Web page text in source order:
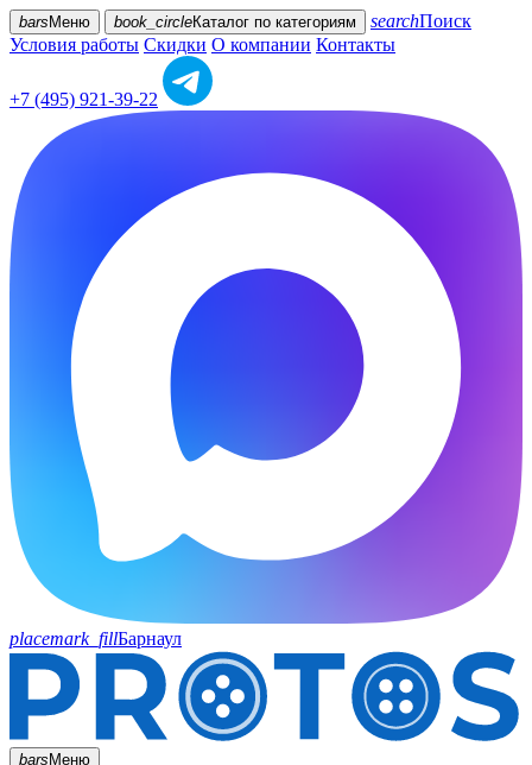
bars Меню book_circleКаталог по категориям searchПоиск
Условия работы Скидки О компании Контакты
+7 (495) 921-39-22
placemark_fillБарнаул
barsМеню